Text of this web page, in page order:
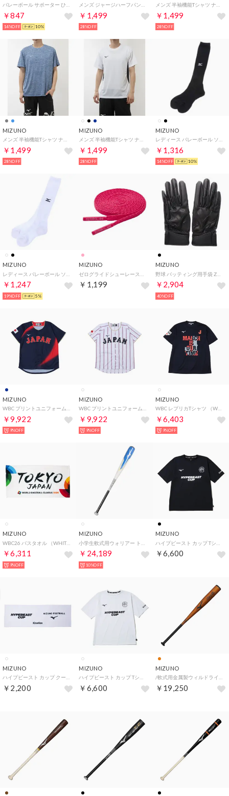
バレーボール サポーター ひじサポーター(ロング) 59SS90309
￥847
14%OFF 10%
メンズ ジャージハーフパンツ ナビドライニットハーフパンツ(メンズ)_ 32MD219007 （チャコールグレー）
￥1,499
28%OFF
メンズ 半袖機能Tシャツ ナビドライTシャツ(半袖・杢調・メンズ)_ 32MA219004 （ライトグレー杢）
￥1,499
28%OFF
MIZUNO
￥1,499
28%OFF
MIZUNO
￥1,499
28%OFF
MIZUNO
￥1,316
14%OFF 10%
MIZUNO
￥1,247
19%OFF 5%
MIZUNO
￥1,199
MIZUNO
野球 バッティング用手袋 ZeroSpace 高校野球ルール対応モデル 1EJEH18290
￥2,904
40%OFF
MIZUNO
￥9,922
9%OFF
MIZUNO
￥9,922
9%OFF
MIZUNO
WBC レプリカTシャツ （WHITE）
￥6,403
9%OFF
MIZUNO
￥6,311
9%OFF
MIZUNO
￥24,189
10%OFF
MIZUNO
￥6,600
MIZUNO
￥2,200
MIZUNO
￥6,600
MIZUNO
￥19,250